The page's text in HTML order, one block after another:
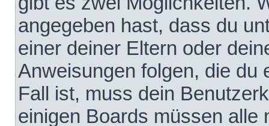
angegeben hast, dass du
einer deiner Eltern oder
Anweisungen folgen, die du
Fall ist, muss dein
einigen Boards müssen alle